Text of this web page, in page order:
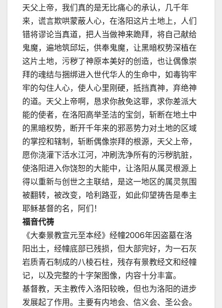
天父上帝，我们真的是无比痛心的承认，几千年
来，谎言欺哄蒙蔽人心，在洛阳这片土地上，人们
错将谬论当真道，把人当做神来跪拜，将自己献给
鬼魔，遍地筑邱坛，供奉鬼魔，让黑暗权势深植在
这片土地，污秽了神原本美好的创造，也让偶像崇
拜的魂结与捆绑进入世代华人的生命中，如毒钩牢
牢的勾住人心，使人心里刚硬，抵挡真神，弃绝神
的道。天父上帝啊，恳求你赦免这罪，求你差派大
能的使者，在洛阳高举圣洁的宝剑，斩断在地土中
的黑暗权势，断开千年来的邪恶势力对土地的区域
的掌控和辖制，斩断偶像崇拜的根源，天父上帝，
愿你浇灌下活水江河，冲刷洗净所有的污秽肮脏，
使洛阳进入你饶恕的大能中，让洛阳从属灵根源上
得以重新与创世之主联结，是这一地区的属灵氛围
被翻转，被改变，哈利路亚，如此仰望祷告是奉主
耶稣基督的名，阿们！
福音代祷
《大秦景教宣元至本经》经幢2006年因盗墓在洛
阳出土，经幢底部已残损，但大部完好，为一石灰
岩质青石制成的八棱石柱，残存有景教经文和经幢
记，以及完整的十字架图像，内容十分丰富。
基督教，天主教传入洛阳较晚，但也为洛阳的进步
发展起了作用。主要有内地会、信义会、圣公会。